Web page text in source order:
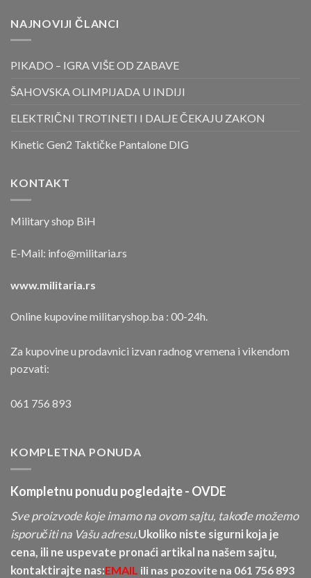
NAJNOVIJI ČLANCI
PIKADO – IGRA VIŠE OD ZABAVE
ŠAHOVSKA OLIMPIJADA U INDIJI
ELEKTRIČNI TROTINETI I DALJE ČEKAJU ZAKON
Kinetic Gen2 Taktičke Pantalone DIG
KONTAKT
Military shop BiH
E-Mail: info@militaria.rs
www.militaria.rs
Online kupovine militaryshop.ba : 00-24h.
Za kupovine u prodavnici izvan radnog vremena i vikendom
pozvati:
061 756 893
KOMPLETNA PONUDA
Kompletnu ponudu pogledajte - OVDE
Sve proizvode koje imamo na ovom sajtu, takođe možemo
isporučiti na Vašu adresu.Ukoliko niste sigurni koja je
cena, ili ne uspevate pronaći artikal na našem sajtu,
kontaktirajte nas:EMAIL ili nas pozovite na 061 756 893